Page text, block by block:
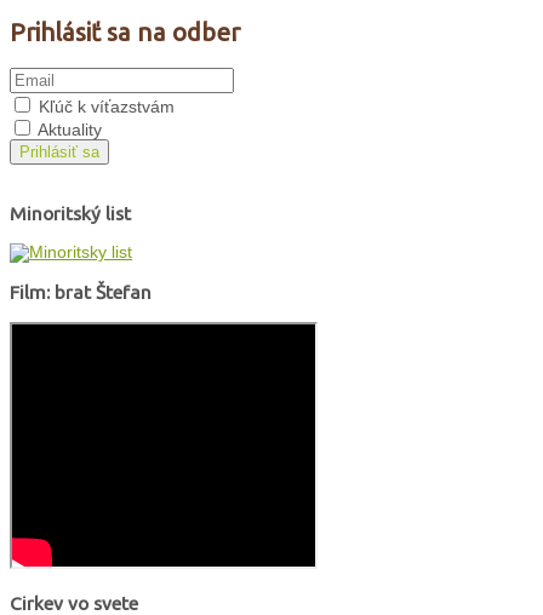
Prihlásiť sa na odber
Kľúč k víťazstvám
Aktuality
Prihlásiť sa
Minoritský list
Film: brat Štefan
Cirkev vo svete